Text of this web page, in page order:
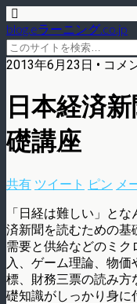
blog.eラーニング.co.jp
2013年6月23日 • コメ
日本経済
礎講座
共有 ツイート ピン メ
「日経は難しい」と
済新聞を読むための基
需要と供給などのミ
入、ゲーム理論、物
標、財務三票の読み方
礎知識がしっかり身に